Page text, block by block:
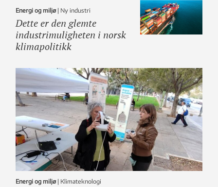
Energi og miljø | ny industri
Dette er den glemte
industrimuligheten i norsk
klimapolitikk
Energi og miljø | klimateknologi